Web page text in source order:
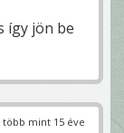
így jön be
több mint 15 éve